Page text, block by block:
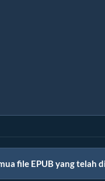
file EPUB yang telah